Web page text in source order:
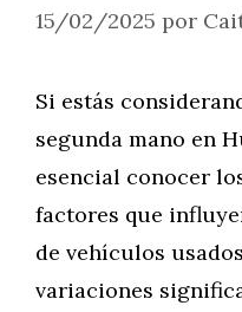
15/02/2025 por
Si estás
segunda mano en
esencial conocer
factores que
de vehículos
variaciones